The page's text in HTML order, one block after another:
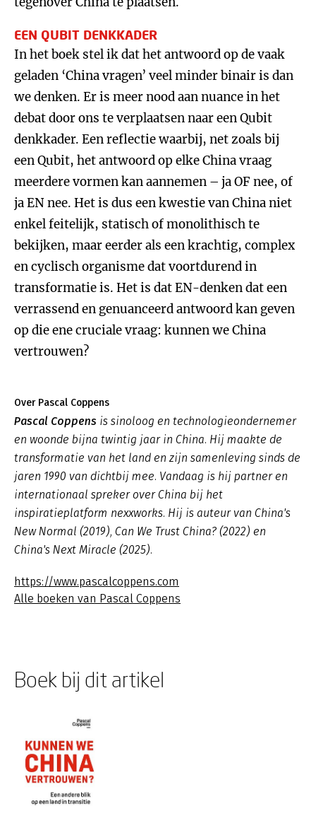
EEN QUBIT DENKKADER
In het boek stel ik dat het antwoord op de vaak
geladen ‘China vragen’ veel minder binair is dan
we denken. Er is meer nood aan nuance in het
debat door ons te verplaatsen naar een Qubit
denkkader. Een reflectie waarbij, net zoals bij
een Qubit, het antwoord op elke China vraag
meerdere vormen kan aannemen – ja OF nee, of
ja EN nee. Het is dus een kwestie van China niet
enkel feitelijk, statisch of monolithisch te
bekijken, maar eerder als een krachtig, complex
en cyclisch organisme dat voortdurend in
transformatie is. Het is dat EN-denken dat een
verrassend en genuanceerd antwoord kan geven
op die ene cruciale vraag: kunnen we China
vertrouwen?
Over Pascal Coppens
Pascal Coppens is sinoloog en technologieondernemer
en woonde bijna twintig jaar in China. Hij maakte de
transformatie van het land en zijn samenleving sinds de
jaren 1990 van dichtbij mee. Vandaag is hij partner en
internationaal spreker over China bij het
inspiratieplatform nexxworks. Hij is auteur van China's
New Normal (2019), Can We Trust China? (2022) en
China's Next Miracle (2025).
https://www.pascalcoppens.com
Alle boeken van Pascal Coppens
Boek bij dit artikel